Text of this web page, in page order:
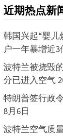
近期热点新
韩国兴起“婴儿
户一年暴增近3
波特兰被烧毁
分已进入空气
特朗普签行政
8月6日
波特兰空气质